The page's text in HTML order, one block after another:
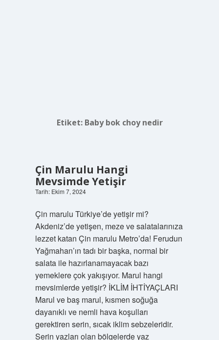
Etiket: Baby bok choy nedir
Çin Marulu Hangi
Mevsimde Yetişir
Tarih: Ekim 7, 2024
Çin marulu Türkiye’de yetişir mi?
Akdeniz’de yetişen, meze ve salatalarınıza
lezzet katan Çin marulu Metro’da! Ferudun
Yağmahan’ın tadı bir başka, normal bir
salata ile hazırlanamayacak bazı
yemeklere çok yakışıyor. Marul hangi
mevsimlerde yetişir? İKLİM İHTİYAÇLARI
Marul ve baş marul, kısmen soğuğa
dayanıklı ve nemli hava koşulları
gerektiren serin, sıcak iklim sebzeleridir.
Serin yazları olan bölgelerde yaz